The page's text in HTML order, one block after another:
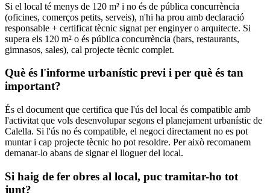
Si el local té menys de 120 m² i no és de pública concurrència
(oficines, comerços petits, serveis), n'hi ha prou amb declaració
responsable + certificat tècnic signat per enginyer o arquitecte. Si
supera els 120 m² o és pública concurrència (bars, restaurants,
gimnasos, sales), cal projecte tècnic complet.
Què és l'informe urbanístic previ i per què és tan
important?
És el document que certifica que l'ús del local és compatible amb
l'activitat que vols desenvolupar segons el planejament urbanístic de
Calella. Si l'ús no és compatible, el negoci directament no es pot
muntar i cap projecte tècnic ho pot resoldre. Per això recomanem
demanar-lo abans de signar el lloguer del local.
Si haig de fer obres al local, puc tramitar-ho tot
junt?